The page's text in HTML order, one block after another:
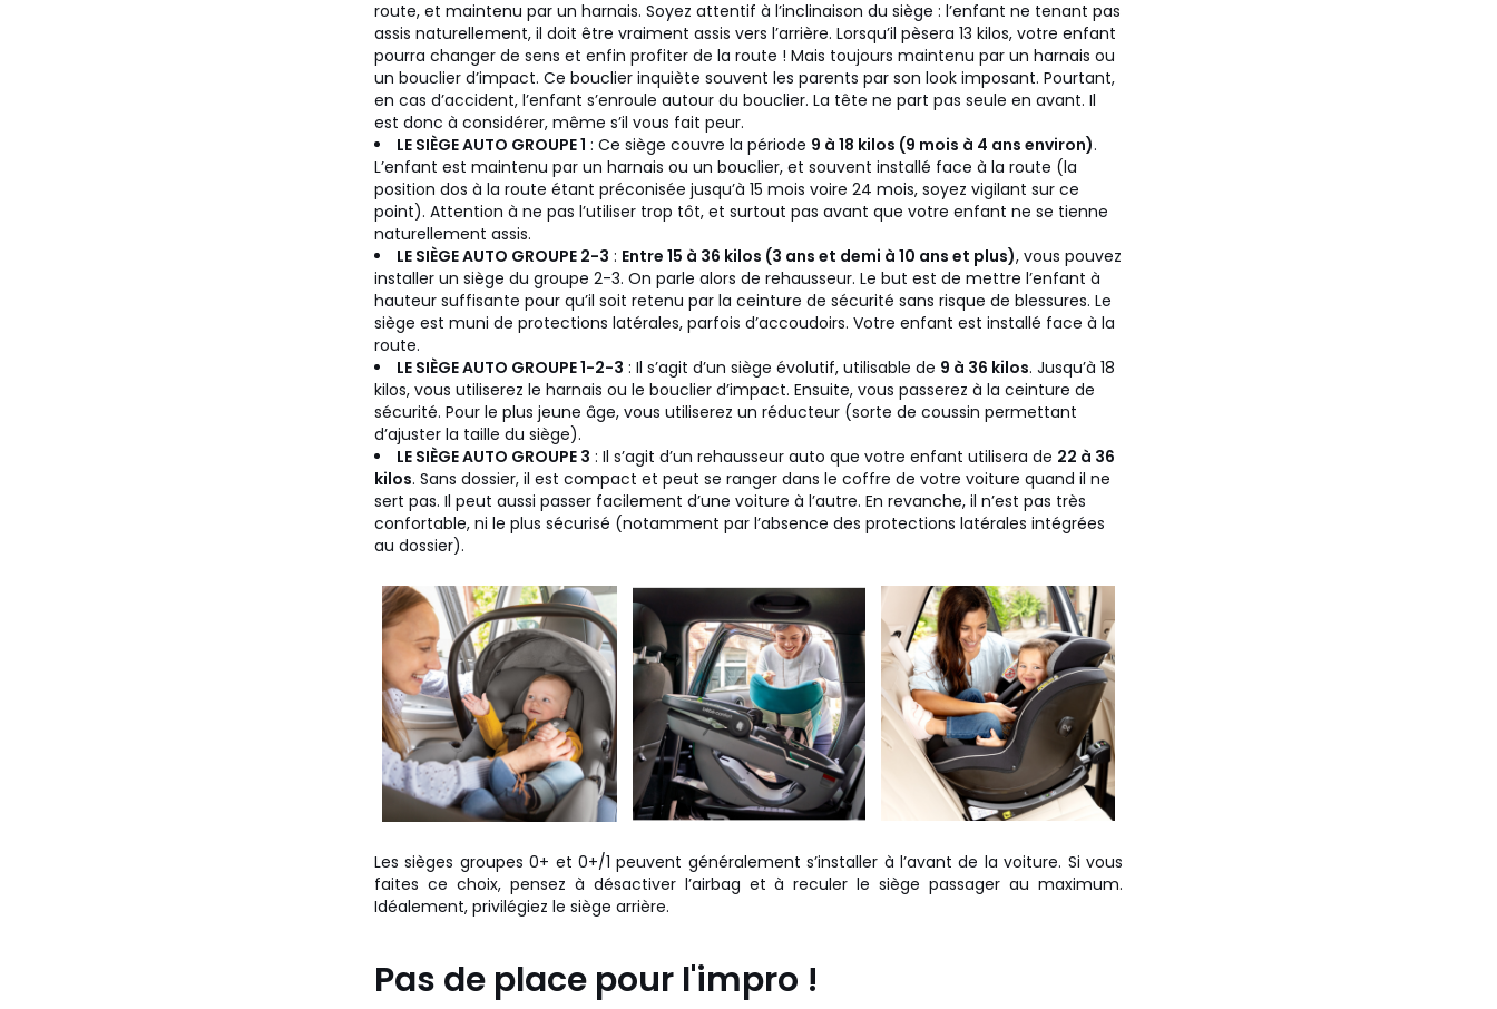
route, et maintenu par un harnais. Soyez attentif à l’inclinaison du siège : l’enfant ne tenant pas
assis naturellement, il doit être vraiment assis vers l’arrière. Lorsqu’il pèsera 13 kilos, votre enfant
pourra changer de sens et enfin profiter de la route ! Mais toujours maintenu par un harnais ou
un bouclier d’impact. Ce bouclier inquiète souvent les parents par son look imposant. Pourtant,
en cas d’accident, l’enfant s’enroule autour du bouclier. La tête ne part pas seule en avant. Il
est donc à considérer, même s’il vous fait peur.
LE SIÈGE AUTO GROUPE 1 : Ce siège couvre la période 9 à 18 kilos (9 mois à 4 ans environ).
L’enfant est maintenu par un harnais ou un bouclier, et souvent installé face à la route (la
position dos à la route étant préconisée jusqu’à 15 mois voire 24 mois, soyez vigilant sur ce
point). Attention à ne pas l’utiliser trop tôt, et surtout pas avant que votre enfant ne se tienne
naturellement assis.
LE SIÈGE AUTO GROUPE 2-3 : Entre 15 à 36 kilos (3 ans et demi à 10 ans et plus), vous pouvez
installer un siège du groupe 2-3. On parle alors de rehausseur. Le but est de mettre l’enfant à
hauteur suffisante pour qu’il soit retenu par la ceinture de sécurité sans risque de blessures. Le
siège est muni de protections latérales, parfois d’accoudoirs. Votre enfant est installé face à la
route.
LE SIÈGE AUTO GROUPE 1-2-3 : Il s’agit d’un siège évolutif, utilisable de 9 à 36 kilos. Jusqu’à 18
kilos, vous utiliserez le harnais ou le bouclier d’impact. Ensuite, vous passerez à la ceinture de
sécurité. Pour le plus jeune âge, vous utiliserez un réducteur (sorte de coussin permettant
d’ajuster la taille du siège).
LE SIÈGE AUTO GROUPE 3 : Il s’agit d’un rehausseur auto que votre enfant utilisera de 22 à 36
kilos. Sans dossier, il est compact et peut se ranger dans le coffre de votre voiture quand il ne
sert pas. Il peut aussi passer facilement d’une voiture à l’autre. En revanche, il n’est pas très
confortable, ni le plus sécurisé (notamment par l’absence des protections latérales intégrées
au dossier).
Les sièges groupes 0+ et 0+/1 peuvent généralement s’installer à l’avant de la voiture. Si vous
faites ce choix, pensez à désactiver l’airbag et à reculer le siège passager au maximum.
Idéalement, privilégiez le siège arrière.
Pas de place pour l'impro !